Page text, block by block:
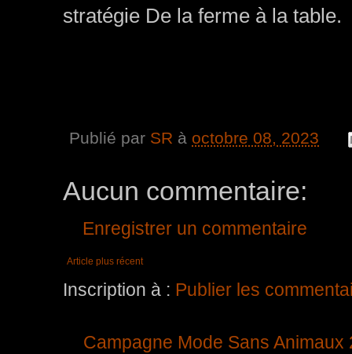
stratégie De la ferme à la table.
Publié par SR à octobre 08, 2023
Aucun commentaire:
Enregistrer un commentaire
Article plus récent
Inscription à : Publier les
Campagne Mode Sans Animaux